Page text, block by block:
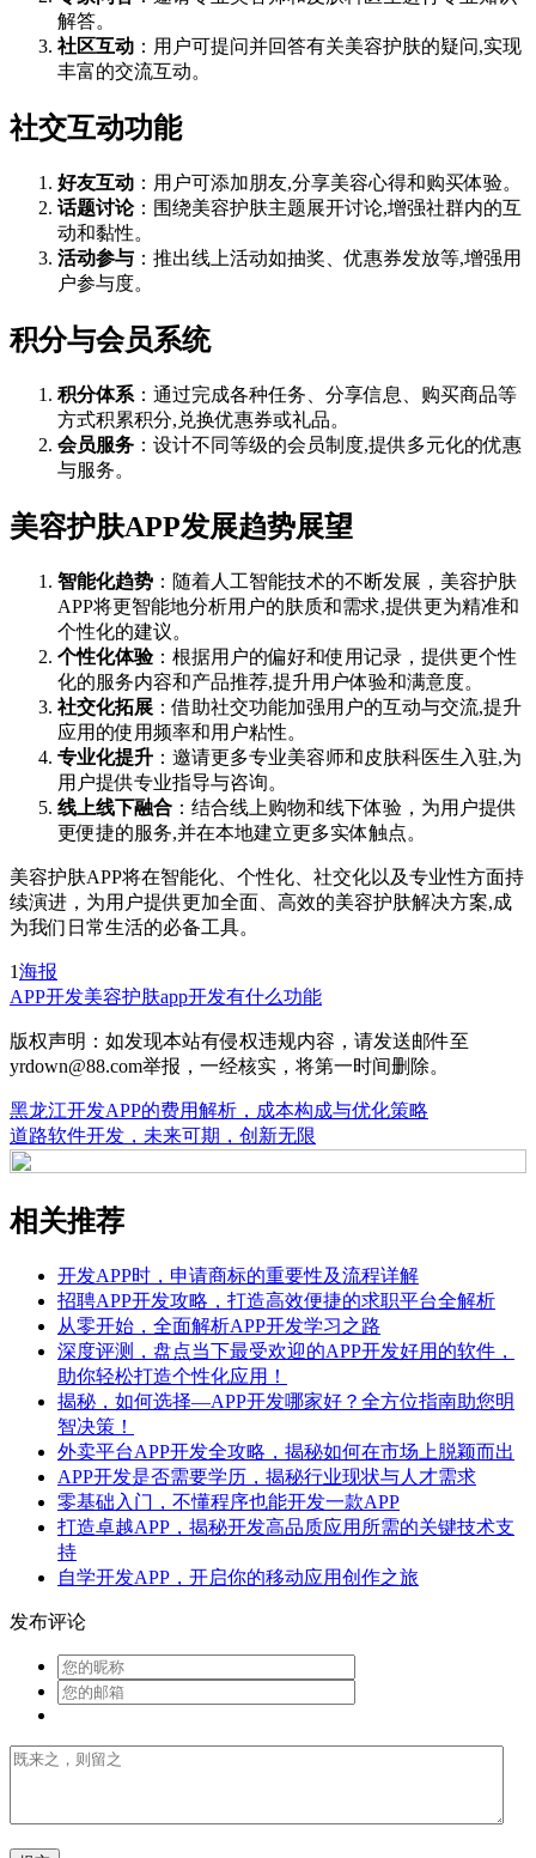
解答。
社区互动 ：用户可提问并回答有关美容护肤的疑问,实现
丰富的交流互动。
社交互动功能
好友互动 ：用户可添加朋友,分享美容心得和购买体验。
话题讨论：围绕美容护肤主题展开讨论,增强社群内的互
动和黏性。
活动参与 ：推出线上活动如抽奖、优惠券发放等,增强用
户参与度。
积分与会员系统
积分体系 ：通过完成各种任务、分享信息、购买商品等
方式积累积分,兑换优惠券或礼品。
会员服务 ：设计不同等级的会员制度,提供多元化的优惠
与服务。
美容护肤APP发展趋势展望
智能化趋势 ：随着人工智能技术的不断发展，美容护肤
APP将更智能地分析用户的肤质和需求,提供更为精准和
个性化的建议。
个性化体验：根据用户的偏好和使用记录，提供更个性
化的服务内容和产品推荐,提升用户体验和满意度。
社交化拓展 ：借助社交功能加强用户的互动与交流,提升
应用的使用频率和用户粘性。
专业化提升 ：邀请更多专业美容师和皮肤科医生入驻,为
用户提供专业指导与咨询。
线上线下融合 ：结合线上购物和线下体验，为用户提供
更便捷的服务,并在本地建立更多实体触点。
美容护肤APP将在智能化、个性化、社交化以及专业性方面持
续演进，为用户提供更加全面、高效的美容护肤解决方案,成
为我们日常生活的必备工具。
1海报
APP开发美容护肤app开发有什么功能
版权声明：如发现本站有侵权违规内容，请发送邮件至
yrdown@88.com举报，一经核实，将第一时间删除。
黑龙江开发APP的费用解析，成本构成与优化策略
道路软件开发，未来可期，创新无限
相关推荐
开发APP时，申请商标的重要性及流程详解
招聘APP开发攻略，打造高效便捷的求职平台全解析
从零开始，全面解析APP开发学习之路
深度评测，盘点当下最受欢迎的APP开发好用的软件，
助你轻松打造个性化应用！
揭秘，如何选择—APP开发哪家好？全方位指南助您明
智决策！
外卖平台APP开发全攻略，揭秘如何在市场上脱颖而出
APP开发是否需要学历，揭秘行业现状与人才需求
零基础入门，不懂程序也能开发一款APP
打造卓越APP，揭秘开发高品质应用所需的关键技术支
持
自学开发APP，开启你的移动应用创作之旅
发布评论